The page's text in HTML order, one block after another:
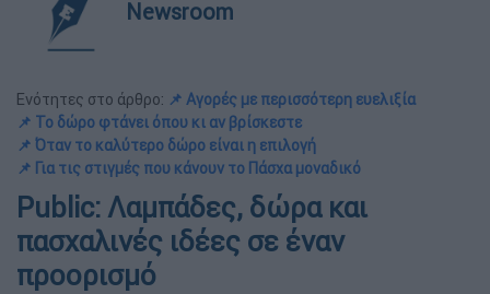
Newsroom
Ενότητες στο άρθρο: 📌 Αγορές με περισσότερη ευελιξία
📌 Το δώρο φτάνει όπου κι αν βρίσκεστε
📌 Όταν το καλύτερο δώρο είναι η επιλογή
📌 Για τις στιγμές που κάνουν το Πάσχα μοναδικό
Public: Λαμπάδες, δώρα και
πασχαλινές ιδέες σε έναν
προορισμό